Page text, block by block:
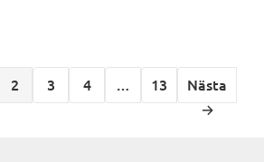
Leader bidrag före den 31.5!
2 3 4 … 13
Nästa
→